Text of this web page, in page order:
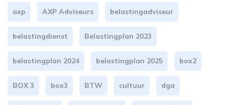
axp AXP Adviseurs belastingadviseur
belastingdienst Belastingplan 2023
belastingplan 2024 belastingplan 2025 box2
BOX 3 box3 BTW cultuur dga